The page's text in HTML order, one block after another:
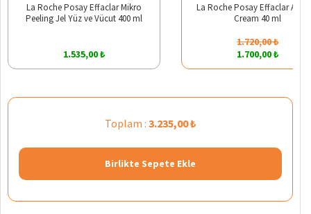
La Roche Posay Effaclar Mikro
Peeling Jel Yüz ve Vücut 400 ml
1.535,00 ₺
La Roche Posay Effaclar A.Z.
Cream 40 ml
1.720,00 ₺
1.700,00 ₺
Toplam : 3.235,00 ₺
Birlikte Sepete Ekle